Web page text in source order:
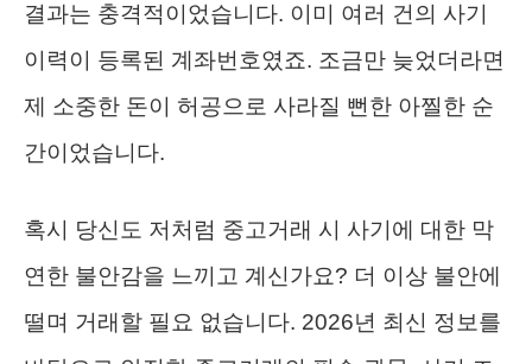
결과는 충격적이었습니다. 이미 여러 건의 사기
이력이 등록된 계좌번호였죠. 조금만 늦었더라면
제 소중한 돈이 허공으로 사라질 뻔한 아찔한 순
간이었습니다.
혹시 당신도 저처럼 중고거래 시 사기에 대한 막
연한 불안감을 느끼고 계신가요? 더 이상 불안에
떨며 거래할 필요 없습니다. 2026년 최신 정보를